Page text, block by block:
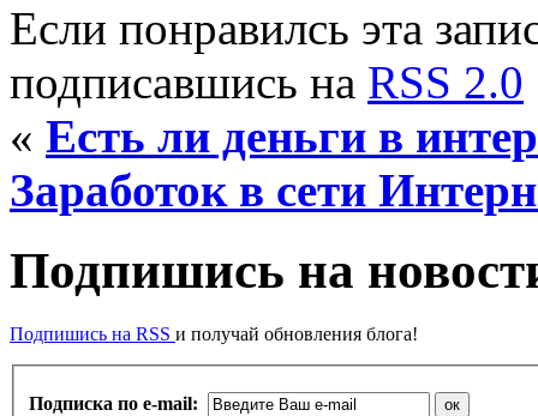
Если понравилсь эта
подписавшись на RSS 2.0
« Есть ли деньги в
Заработок в сети
Подпишись на
Подпишись на RSS и получай обновления блога!
Подписка по e-mail: